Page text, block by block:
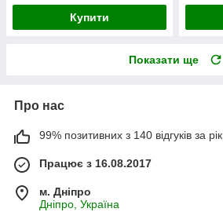
Купити
Показати ще
Про нас
99% позитивних з 140 відгуків за рік
Працює з 16.08.2017
м. Дніпро
Дніпро, Україна